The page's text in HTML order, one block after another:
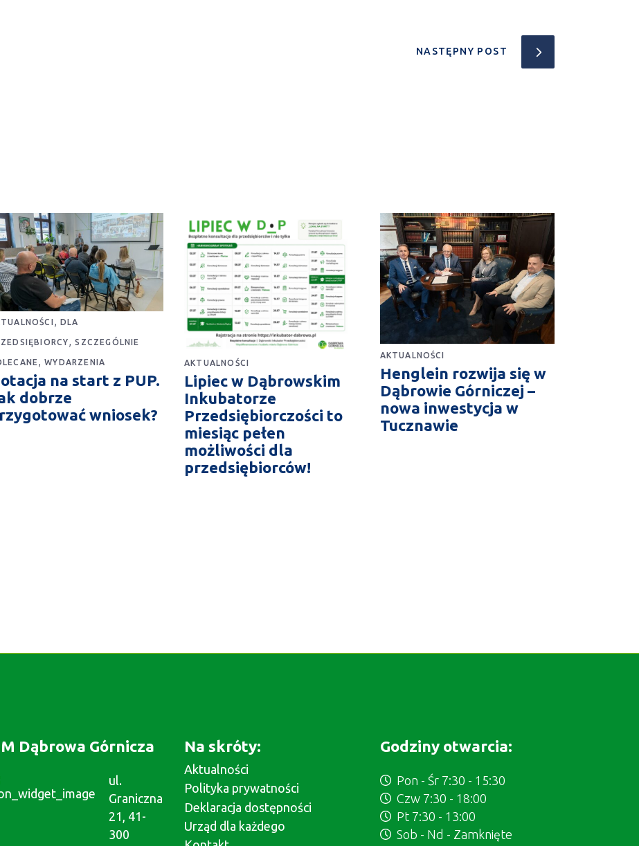
NASTĘPNY POST
DLA
,SZCZEGÓLNIE
,WYDARZENIA
na start z PUP.
dobrze
wniosek?
AKTUALNOŚCI
Lipiec w Dąbrowskim
Inkubatorze
Przedsiębiorczości to
miesiąc pełen
możliwości dla
przedsiębiorców!
AKTUALNOŚCI
Henglein rozwija się w
Dąbrowie Górniczej –
nowa inwestycja w
Tucznawie
Dąbrowa Górnicza
ul.
Graniczna
21, 41-
300
Na skróty:
Aktualności
Polityka prywatności
Deklaracja dostępności
Urząd dla każdego
Godziny otwarcia:
Pon - Śr 7:30 - 15:30
Czw 7:30 - 18:00
Pt 7:30 - 13:00
Sob - Nd - Zamknięte